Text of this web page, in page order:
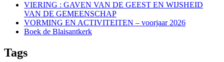
VIERING : GAVEN VAN DE GEEST EN WIJSHEID
VAN DE GEMEENSCHAP
VORMING EN ACTIVITEITEN – voorjaar 2026
Boek de Blaisantkerk
Tags